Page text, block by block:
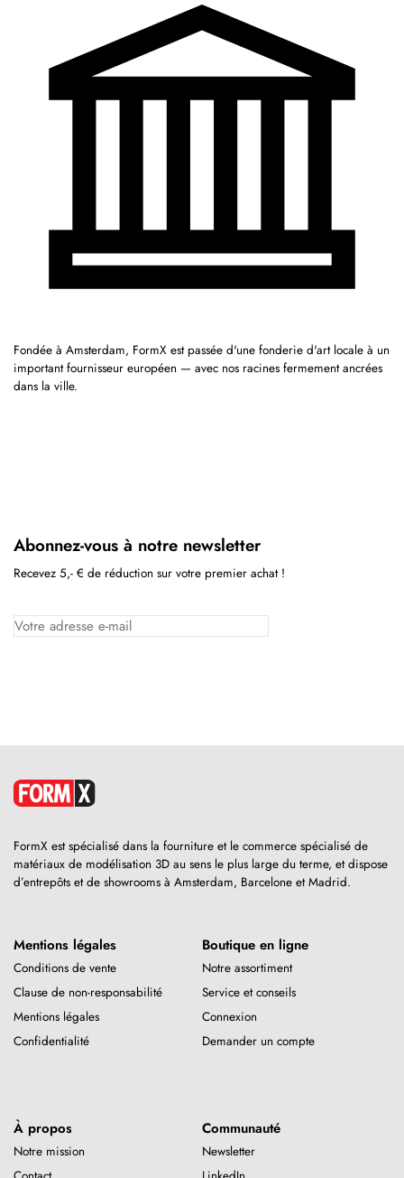
Fondée à Amsterdam, FormX est passée d'une fonderie d'art locale à un
important fournisseur européen — avec nos racines fermement ancrées
dans la ville.
Abonnez-vous à notre newsletter
Recevez 5,- € de réduction sur votre premier achat !
FormX est spécialisé dans la fourniture et le commerce spécialisé de
matériaux de modélisation 3D au sens le plus large du terme, et dispose
d’entrepôts et de showrooms à Amsterdam, Barcelone et Madrid.
Mentions légales
Conditions de vente
Clause de non-responsabilité
Mentions légales
Confidentialité
Boutique en ligne
Notre assortiment
Service et conseils
Connexion
Demander un compte
À propos
Notre mission
Communauté
Newsletter